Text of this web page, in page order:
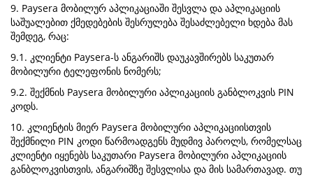
9. Paysera მობილურ აპლიკაციაში შესვლა და აპლიკაციის
საშუალებით ქმედებების შესრულება შესაძლებელი ხდება მას
შემდეგ, რაც:
9.1. კლიენტი Paysera-ს ანგარიშს დაუკავშირებს საკუთარ
მობილური ტელეფონის ნომერს;
9.2. შექმნის Paysera მობილური აპლიკაციის განბლოკვის PIN
კოდს.
10. კლიენტის მიერ Paysera მობილური აპლიკაციისთვის
შექმნილი PIN კოდი წარმოადგენს მუდმივ პაროლს, რომელსაც
კლიენტი იყენებს საკუთარი Paysera მობილური აპლიკაციის
განბლოკვისთვის, ანგარიშზე შესვლისა და მის სამართავად. თუ